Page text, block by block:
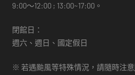
9:00～12:00 ; 13:00~17:00。
閉館日：
週六、週日、國定假日
※ 若遇颱風等特殊情況，請隨時注意